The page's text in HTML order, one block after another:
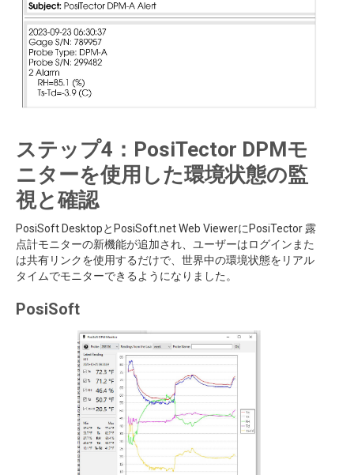
ステップ4：PosiTector DPMモ
ニターを使用した環境状態の監
視と確認
PosiSoft DesktopとPosiSoft.net Web ViewerにPosiTector 露
点計モニターの新機能が追加され、ユーザーはログインまた
は共有リンクを使用するだけで、世界中の環境状態をリアル
タイムでモニターできるようになりました。
PosiSoft